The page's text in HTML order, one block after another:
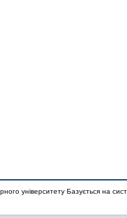
університету Базується на